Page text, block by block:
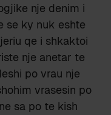
nje denim i
se ky nuk eshte
qe i shkaktoi
nje anetar te
po vrau nje
vrasesin po
sa po te kish